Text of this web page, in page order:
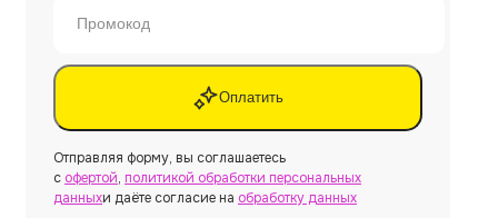
Оплатить
Отправляя форму, вы соглашаетесь
с офертой, политикой обработки персональных
данныхи даёте согласие на обработку данных